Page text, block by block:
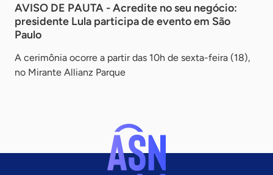
AVISO DE PAUTA - Acredite no seu negócio:
presidente Lula participa de evento em São
Paulo
A cerimônia ocorre a partir das 10h de sexta-feira (18),
no Mirante Allianz Parque